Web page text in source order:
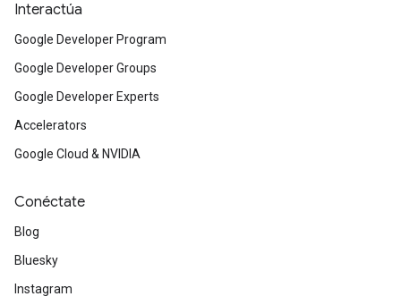
Interactúa
Google Developer Program
Google Developer Groups
Google Developer Experts
Accelerators
Google Cloud & NVIDIA
Conéctate
Blog
Bluesky
Instagram